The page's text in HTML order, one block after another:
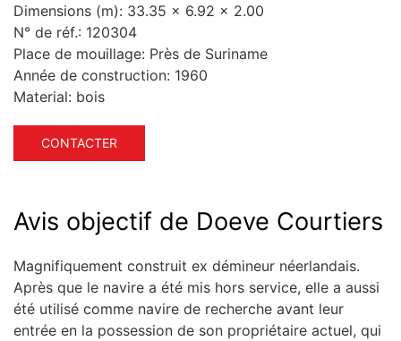
Dimensions (m): 33.35 x 6.92 x 2.00
N° de réf.: 120304
Place de mouillage: Près de Suriname
Année de construction: 1960
Material: bois
CONTACTER
Avis objectif de Doeve Courtiers
Magnifiquement construit ex démineur néerlandais.
Après que le navire a été mis hors service, elle a aussi
été utilisé comme navire de recherche avant leur
entrée en la possession de son propriétaire actuel, qui